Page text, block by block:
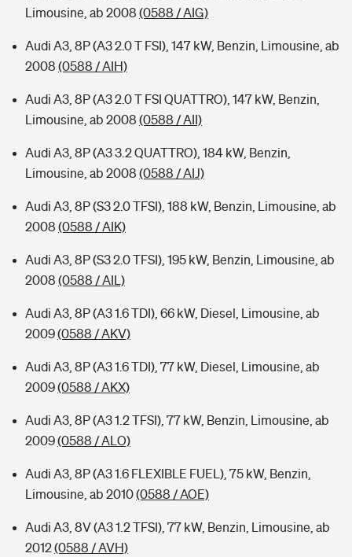
Limousine, ab 2008 (0588 / AIG)
Audi A3, 8P (A3 2.0 T FSI), 147 kW, Benzin, Limousine, ab
2008 (0588 / AIH)
Audi A3, 8P (A3 2.0 T FSI QUATTRO), 147 kW, Benzin,
Limousine, ab 2008 (0588 / AII)
Audi A3, 8P (A3 3.2 QUATTRO), 184 kW, Benzin,
Limousine, ab 2008 (0588 / AIJ)
Audi A3, 8P (S3 2.0 TFSI), 188 kW, Benzin, Limousine, ab
2008 (0588 / AIK)
Audi A3, 8P (S3 2.0 TFSI), 195 kW, Benzin, Limousine, ab
2008 (0588 / AIL)
Audi A3, 8P (A3 1.6 TDI), 66 kW, Diesel, Limousine, ab
2009(0588 / AKV)
Audi A3, 8P (A3 1.6 TDI), 77 kW, Diesel, Limousine, ab
2009(0588 / AKX)
Audi A3, 8P (A3 1.2 TFSI), 77 kW, Benzin, Limousine, ab
2009(0588 / ALO)
Audi A3, 8P (A3 1.6 FLEXIBLE FUEL), 75 kW, Benzin,
Limousine, ab 2010(0588 / AOE)
Audi A3, 8V (A3 1.2 TFSI), 77 kW, Benzin, Limousine, ab
2012(0588 / AVH)